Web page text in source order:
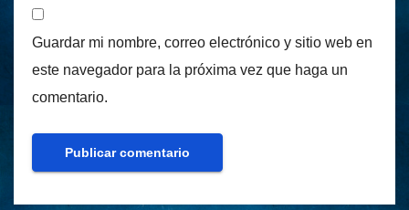
Guardar mi nombre, correo electrónico y sitio web en
este navegador para la próxima vez que haga un
comentario.